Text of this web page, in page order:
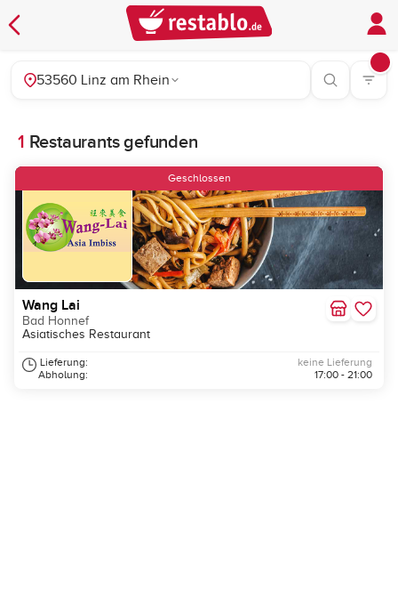
53560 Linz am Rhein
1 Restaurants gefunden
Geschlossen
Wang Lai
Bad Honnef
Asiatisches Restaurant
Lieferung:
Abholung:
keine Lieferung
17:00 - 21:00